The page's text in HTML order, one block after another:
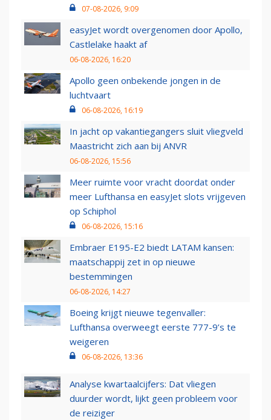
07-08-2026, 9:09
easyJet wordt overgenomen door Apollo,
Castlelake haakt af
06-08-2026, 16:20
Apollo geen onbekende jongen in de
luchtvaart
06-08-2026, 16:19
In jacht op vakantiegangers sluit vliegveld
Maastricht zich aan bij ANVR
06-08-2026, 15:56
Meer ruimte voor vracht doordat onder
meer Lufthansa en easyJet slots vrijgeven
op Schiphol
06-08-2026, 15:16
Embraer E195-E2 biedt LATAM kansen:
maatschappij zet in op nieuwe
bestemmingen
06-08-2026, 14:27
Boeing krijgt nieuwe tegenvaller:
Lufthansa overweegt eerste 777-9’s te
weigeren
06-08-2026, 13:36
Analyse kwartaalcijfers: Dat vliegen
duurder wordt, lijkt geen probleem voor
de reiziger